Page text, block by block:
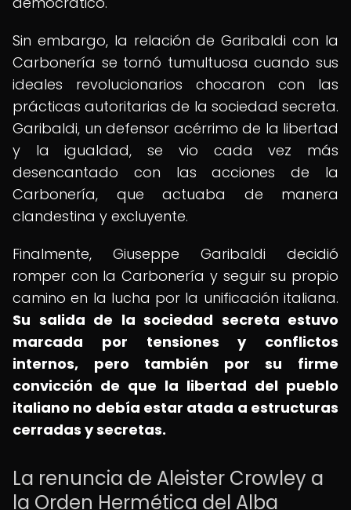
Sin embargo, la relación de Garibaldi con la
Carbonería se tornó tumultuosa cuando sus
ideales revolucionarios chocaron con las
prácticas autoritarias de la sociedad secreta.
Garibaldi, un defensor acérrimo de la libertad
y la igualdad, se vio cada vez más
desencantado con las acciones de la
Carbonería, que actuaba de manera
clandestina y excluyente.
Finalmente, Giuseppe Garibaldi decidió
romper con la Carbonería y seguir su propio
camino en la lucha por la unificación italiana.
Su salida de la sociedad secreta estuvo
marcada por tensiones y conflictos
internos, pero también por su firme
convicción de que la libertad del pueblo
italiano no debía estar atada a estructuras
cerradas y secretas.
La renuncia de Aleister Crowley a
la Orden Hermética del Alba